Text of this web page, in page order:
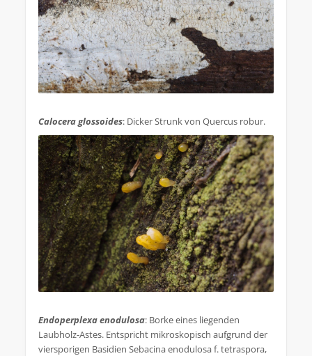
Calocera glossoides: Dicker Strunk von Quercus robur.
Endoperplexa enodulosa: Borke eines liegenden
Laubholz-Astes. Entspricht mikroskopisch aufgrund der
viersporigen Basidien Sebacina enodulosa f. tetraspora,